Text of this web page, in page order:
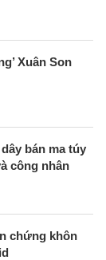
Xuân Son
bán ma túy
công nhân
chứng khôn